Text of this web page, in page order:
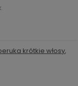
.
krótkie włosy,